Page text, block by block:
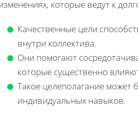
которые ведут к
Качественные цели
внутри коллектива.
Они помогают
которые существенно
Такое целеполагание может
индивидуальных навыков.